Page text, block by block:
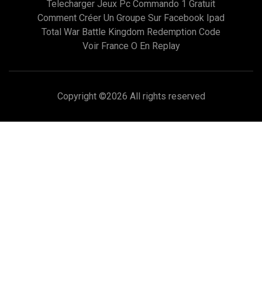
Telecharger Jeux Pc Commando 1 Gratuit
Comment Créer Un Groupe Sur Facebook Ipad
Total War Battle Kingdom Redemption Code
Voir France O En Replay
Copyright ©2026 All rights reserved